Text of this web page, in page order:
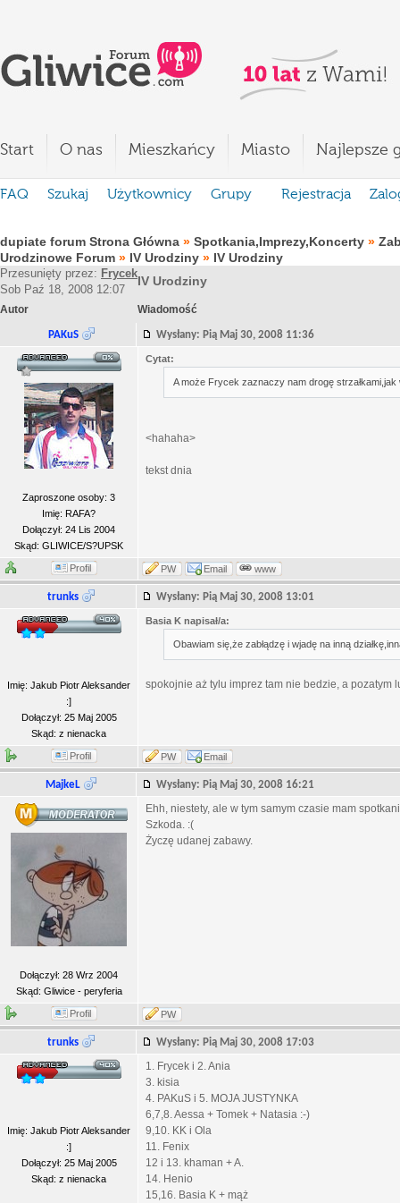
Start O nas Mieszkańcy Miasto Najlepsze
FAQ Szukaj Użytkownicy Grupy Rejestracja
dupiate forum Strona Główna » Spotkania,Imprezy,Koncerty »
Urodzinowe Forum » IV Urodziny » IV Urodziny
Przesunięty przez: Frycek
Sob Paź 18, 2008 12:07
IV Urodziny
Autor Wiadomość
PAKuS Wysłany: Pią Maj 30, 2008 11:36
Zaproszone osoby: 3
Imię: RAFA?
Dołączył: 24 Lis 2004
Skąd: GLIWICE/S?UPSK
Cytat:
A może Frycek zaznaczy nam drogę strzałkami,jak
<hahaha>
tekst dnia
Profil PW Email www
trunks Wysłany: Pią Maj 30, 2008 13:01
Imię: Jakub Piotr Aleksander
:]
Dołączył: 25 Maj 2005
Skąd: z nienacka
Basia K napisał/a:
Obawiam się,że zabłądzę i wjadę na inną
spokojnie aż tylu imprez tam nie bedzie, a pozatym
Profil PW Email
MajkeL Wysłany: Pią Maj 30, 2008 16:21
Dołączył: 28 Wrz 2004
Skąd: Gliwice - peryferia
Ehh, niestety, ale w tym samym czasie mam
Szkoda. :(
Życzę udanej zabawy.
Profil PW
trunks Wysłany: Pią Maj 30, 2008 17:03
Imię: Jakub Piotr Aleksander
:]
Dołączył: 25 Maj 2005
Skąd: z nienacka
1. Frycek i 2. Ania
3. kisia
4. PAKuS i 5. MOJA JUSTYNKA
6,7,8. Aessa + Tomek + Natasia :-)
9,10. KK i Ola
11. Fenix
12 i 13. khaman + A.
14. Henio
15,16. Basia K + mąż